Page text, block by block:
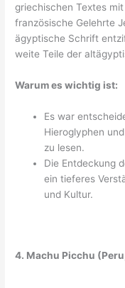
griechischen Textes
französische Gelehrte
ägyptische Schrift
weite Teile der
Warum es wichtig ist:
Es war
Hieroglyphen
zu lesen.
Die Entdeckung
ein tieferes
und Kultur.
4. Machu Picchu